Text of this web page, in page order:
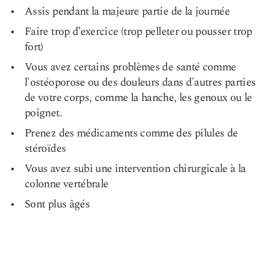
Assis pendant la majeure partie de la journée
Faire trop d’exercice (trop pelleter ou pousser trop
fort)
Vous avez certains problèmes de santé comme
l'ostéoporose ou des douleurs dans d'autres parties
de votre corps, comme la hanche, les genoux ou le
poignet.
Prenez des médicaments comme des pilules de
stéroïdes
Vous avez subi une intervention chirurgicale à la
colonne vertébrale
Sont plus âgés